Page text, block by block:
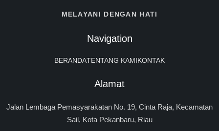
MELAYANI DENGAN HATI
Navigation
BERANDATENTANG KAMIKONTAK
Alamat
Jalan Lembaga Pemasyarakatan No. 19, Cinta Raja, Kecamatan
Sail, Kota Pekanbaru, Riau